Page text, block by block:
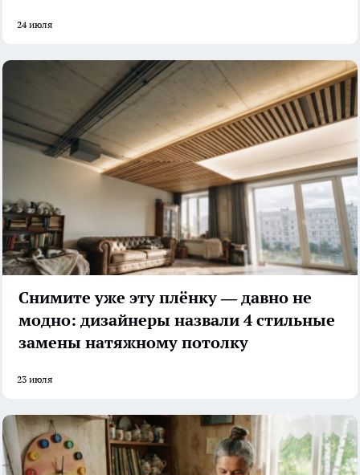
24 июля
Снимите уже эту плёнку — давно не
модно: дизайнеры назвали 4 стильные
замены натяжному потолку
23 июля